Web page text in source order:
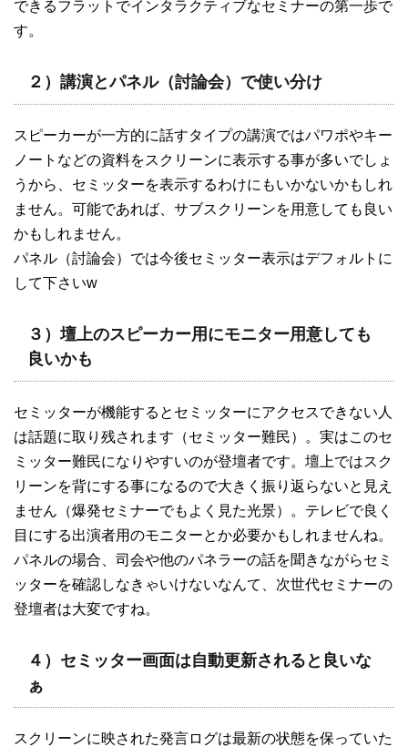
できるフラットでインタラクティブなセミナーの第一歩で
す。
２）講演とパネル（討論会）で使い分け
スピーカーが一方的に話すタイプの講演ではパワポやキー
ノートなどの資料をスクリーンに表示する事が多いでしょ
うから、セミッターを表示するわけにもいかないかもしれ
ません。可能であれば、サブスクリーンを用意しても良い
かもしれません。
パネル（討論会）では今後セミッター表示はデフォルトに
して下さいw
３）壇上のスピーカー用にモニター用意しても
良いかも
セミッターが機能するとセミッターにアクセスできない人
は話題に取り残されます（セミッター難民）。実はこのセ
ミッター難民になりやすいのが登壇者です。壇上ではスク
リーンを背にする事になるので大きく振り返らないと見え
ません（爆発セミナーでもよく見た光景）。テレビで良く
目にする出演者用のモニターとか必要かもしれませんね。
パネルの場合、司会や他のパネラーの話を聞きながらセミ
ッターを確認しなきゃいけないなんて、次世代セミナーの
登壇者は大変ですね。
４）セミッター画面は自動更新されると良いな
ぁ
スクリーンに映された発言ログは最新の状態を保っていた